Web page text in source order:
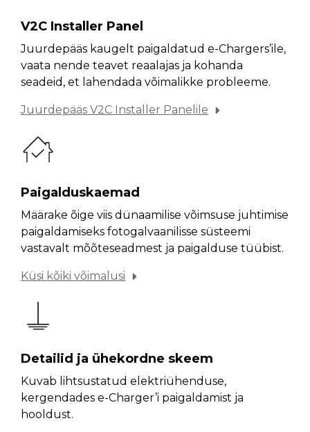
V2C Installer Panel
Juurdepääs kaugelt paigaldatud e-Chargers’ile,
vaata nende teavet reaalajas ja kohanda
seadeid, et lahendada võimalikke probleeme.
Juurdepääs V2C Installer Panelile
Paigalduskaemad
Määrake õige viis dünaamilise võimsuse juhtimise
paigaldamiseks fotogalvaanilisse süsteemi
vastavalt mõõteseadmest ja paigalduse tüübist.
Küsi kõiki võimalusi
Detailid ja ühekordne skeem
Kuvab lihtsustatud elektriühenduse,
kergendades e-Charger’i paigaldamist ja
hooldust.